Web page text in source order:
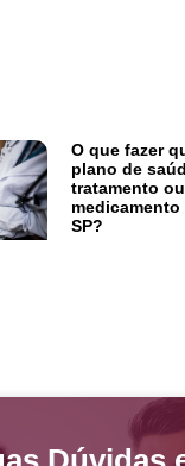
O que fazer
plano de
tratamento ou
medicamento
SP?